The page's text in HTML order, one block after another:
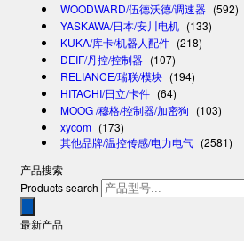
WOODWARD/伍德沃德/调速器 (592)
YASKAWA/日本/安川电机 (133)
KUKA/库卡/机器人配件 (218)
DEIF/丹控/控制器 (107)
RELIANCE/瑞联/模块 (194)
HITACHI/日立/卡件 (64)
MOOG /穆格/控制器/加密狗 (103)
xycom (173)
其他品牌/温控传感/电力电气 (2581)
产品搜索
Products search
最新产品